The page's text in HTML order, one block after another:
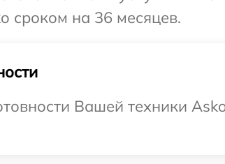
сроком на 36 месяцев.
Вашей техники